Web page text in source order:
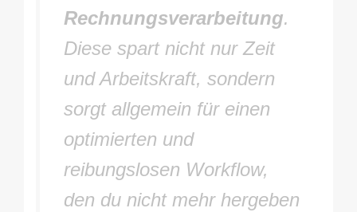
Rechnungsverarbeitung.
Diese spart nicht nur Zeit
und Arbeitskraft, sondern
sorgt allgemein für einen
optimierten und
reibungslosen Workflow,
den du nicht mehr hergeben